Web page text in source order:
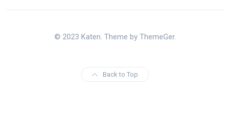
© 2023 Katen. Theme by ThemeGer.
Back to Top